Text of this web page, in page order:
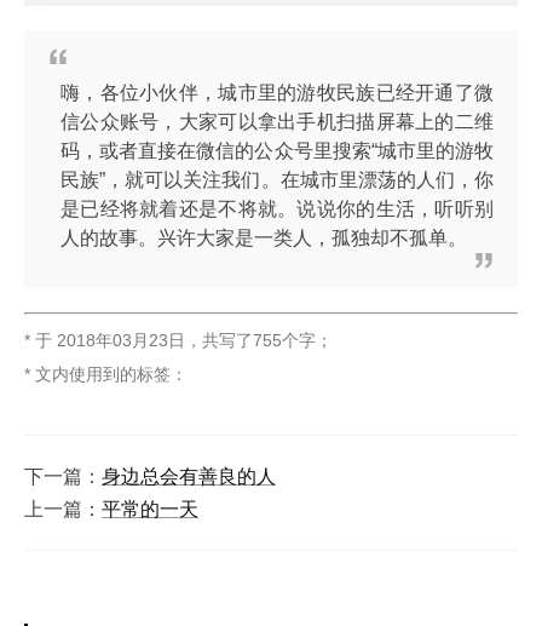
嗨，各位小伙伴，城市里的游牧民族已经开通了微
信公众账号，大家可以拿出手机扫描屏幕上的二维
码，或者直接在微信的公众号里搜索“城市里的游牧
民族”，就可以关注我们。在城市里漂荡的人们，你
是已经将就着还是不将就。说说你的生活，听听别
人的故事。兴许大家是一类人，孤独却不孤单。
* 于 2018年03月23日 ， 共写了755个字 ；
* 文内使用到的标签：
下一篇： 身边总会有善良的人
上一篇： 平常的一天